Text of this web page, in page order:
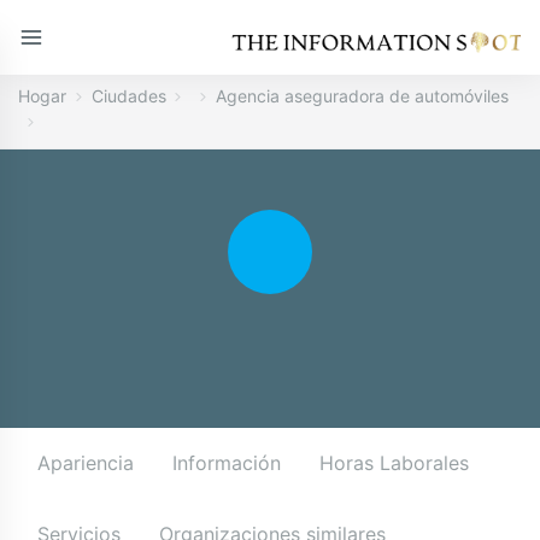
Hogar Ciudades Agencia aseguradora de automóviles
Apariencia Información Horas Laborales
Servicios Organizaciones similares